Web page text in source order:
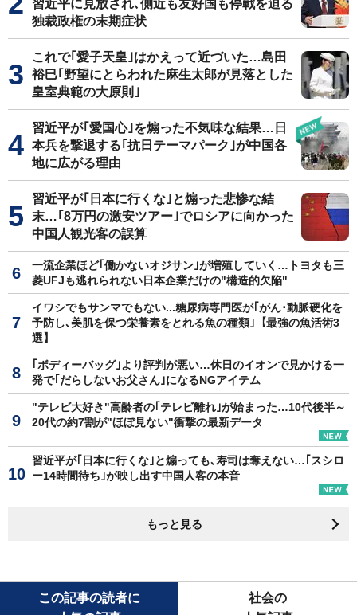
習近平に見放され､側近も友好国も停戦を迫る
独裁政権の末期症状
これで｢愛子天皇｣はかえって近づいた…島田
裕巳｢野望にとらわれた麻生太郎が見落とした
皇室典範の大原則｣
習近平が｢愛国心｣を煽った不気味な結果…日
本兵を撃退する｢抗日テーマパーク｣が中国各
地に広がる理由
習近平が｢日本に行くな｣と煽った悲惨な結
末…｢8万円の激安ツアー｣でロシアに向かった
中国人観光客の誤算
一流企業ほど｢働かないオジサン｣が増殖していく…トヨタも三
菱UFJも逃れられない日本企業だけの"構造的欠陥"
イワシでもサンマでもない...糖尿病専門医が｢がん･動脈硬化を
予防し､美肌を保つ栄養素をとれる魚の種類｣【最強の魚活術3
選】
｢ボディーバッグ｣より評判が悪い…休日のイオンで見かける一
発で｢だらしないお父さん｣になるNGアイテム
"テレビ大好き"高齢者の｢テレビ離れ｣が始まった…10代後半～
20代の約7割が"ほぼ見ない"衝撃の最新データ
習近平が｢日本に行くな｣と煽っても､寿司は奪えない…｢スシロ
ー14時間待ち｣が映し出す中国人客の本音
もっと見る
この記事の読者に
社会の